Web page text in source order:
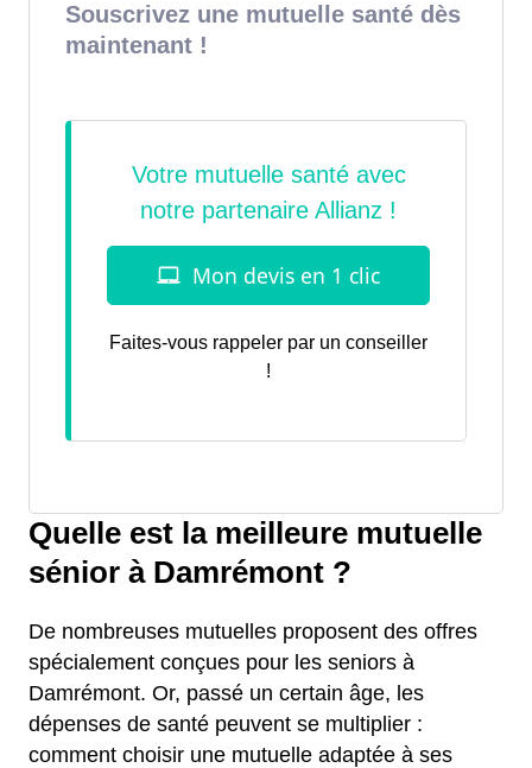
Souscrivez une mutuelle santé dès
maintenant !
Faites-vous rappeler par un conseiller
!
Quelle est la meilleure mutuelle
sénior à Damrémont ?
De nombreuses mutuelles proposent des offres
spécialement conçues pour les seniors à
Damrémont. Or, passé un certain âge, les
dépenses de santé peuvent se multiplier :
comment choisir une mutuelle adaptée à ses